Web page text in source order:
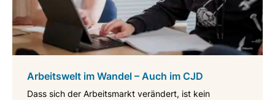
Arbeitswelt im Wandel – Auch im CJD
Dass sich der Arbeitsmarkt verändert, ist kein